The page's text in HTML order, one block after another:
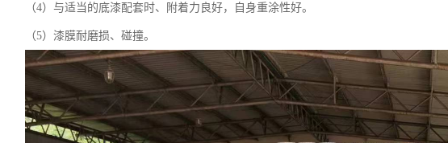
（4）与适当的底漆配套时、附着力良好，自身重涂性好。
（5）漆膜耐磨损、碰撞。